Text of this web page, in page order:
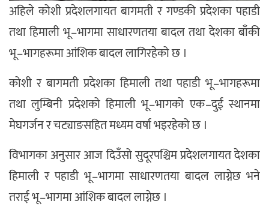
अहिले कोशी प्रदेशलगायत बागमती र गण्डकी प्रदेशका पहाडी
तथा हिमाली भू–भागमा साधारणतया बादल तथा देशका बाँकी
भू–भागहरूमा आंशिक बादल लागिरहेको छ ।
कोशी र बागमती प्रदेशका हिमाली तथा पहाडी भू–भागहरूमा
तथा लुम्बिनी प्रदेशको हिमाली भू–भागको एक–दुई स्थानमा
मेघगर्जन र चट्याङसहित मध्यम वर्षा भइरहेको छ ।
विभागका अनुसार आज दिउँसो सुदूरपश्चिम प्रदेशलगायत देशका
हिमाली र पहाडी भू–भागमा साधारणतया बादल लाग्नेछ भने
तराई भू–भागमा आंशिक बादल लाग्नेछ ।